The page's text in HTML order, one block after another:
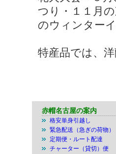
つり・１１月
のウィンター
特産品では、
赤帽名古屋の案内
格安単身引越し
緊急配送（急ぎの荷物）
定期便・ルート配達
チャーター（貸切）便